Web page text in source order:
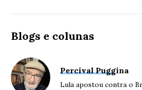
Blogs e colunas
Percival Puggina
Lula apostou contra o